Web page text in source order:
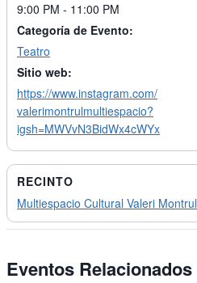
9:00 PM - 11:00 PM
Categoría de Evento:
Teatro
Sitio web:
https://www.instagram.com/
valerimontrulmultiespacio?
igsh=MWVvN3BidWx4cWYx
RECINTO
Multiespacio Cultural Valeri Montrul
Eventos Relacionados